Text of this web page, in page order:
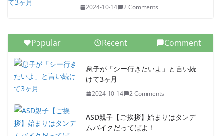
2024-10-14 2 Comments
Popular Recent Comment
息子が「シー行きたいよ」と言い続
けて3ヶ月
2024-10-14 2 Comments
ASD親子【ご挨拶】始まりはタンデ
ムバイクだってばよ！